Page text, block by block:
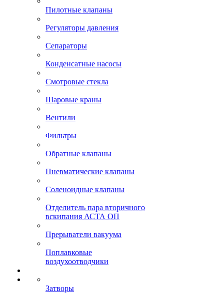
Пилотные клапаны
Регуляторы давления
Сепараторы
Конденсатные насосы
Смотровые стекла
Шаровые краны
Вентили
Фильтры
Обратные клапаны
Пневматические клапаны
Соленоидные клапаны
Отделитель пара вторичного
вскипания АСТА ОП
Прерыватели вакуума
Поплавковые
воздухоотводчики
Затворы